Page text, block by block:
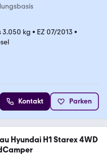
3.050 kg • EZ 07/2013 •
Kontakt Parken
Hyundai H1 Starex 4WD